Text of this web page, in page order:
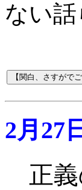
ない
2月27
正